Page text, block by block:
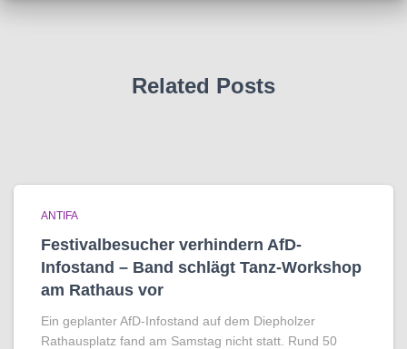
Related Posts
ANTIFA
Festivalbesucher verhindern AfD-
Infostand – Band schlägt Tanz-Workshop
am Rathaus vor
Ein geplanter AfD-Infostand auf dem Diepholzer
Rathausplatz fand am Samstag nicht statt. Rund 50